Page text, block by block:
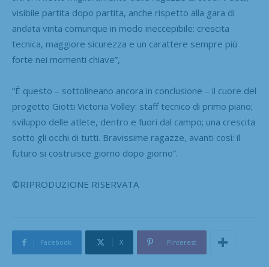
visibile partita dopo partita, anche rispetto alla gara di
andata vinta comunque in modo ineccepibile: crescita
tecnica, maggiore sicurezza e un carattere sempre più
forte nei momenti chiave”,
“È questo – sottolineano ancora in conclusione – il cuore del
progetto Giotti Victoria Volley: staff tecnico di primo piano;
sviluppo delle atlete, dentro e fuori dal campo; una crescita
sotto gli occhi di tutti. Bravissime ragazze, avanti così: il
futuro si costruisce giorno dopo giorno”.
©RIPRODUZIONE RISERVATA
Facebook X Pinterest